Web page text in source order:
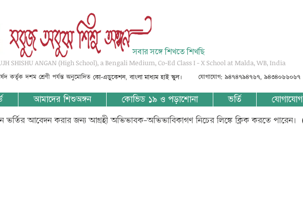
সবার সঙ্গে শিখতে শিখছি
SHISHU ANGAN (High School), a Bengali Medium, Co-Ed Class I - X School at Malda, WB, India
কর্তৃক দশম শ্রেণী পর্যন্ত অনুমোদিত কো-এডুকেশন, বাংলা মাধ্যম হাই স্কুল। যোগাযোগ: ৯৪৭৪৭৯৪৭৬৭, ৯৪৩৪০৬৬০৬৭
আমাদের শিশুঅঙ্গন কোভিড ১৯ ও পড়াশোনা ভর্তি যোগাযোগ
ভর্তির আবেদন করার জন্য আগ্রহী অভিভাবক-অভিভাবিকাগণ নিচের লিঙ্কে ক্লিক করতে পারেন।